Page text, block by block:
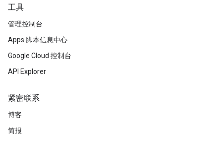
工具
管理控制台
Apps 脚本信息中心
Google Cloud 控制台
API Explorer
紧密联系
博客
简报